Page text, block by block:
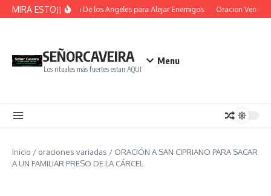
Saltar al contenido
MIRA ESTO¡¡Oracion De los Angeles para Alejar Enemigos Oracion Vence
SEÑORCAVEIRA
Los rituales màs fuertes estan AQUI
Menu
Inicio / oraciones variadas / ORACIÓN A SAN CIPRIANO PARA SACAR
A UN FAMILIAR PRESO DE LA CÁRCEL